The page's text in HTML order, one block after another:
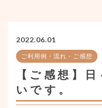
2022.06.01
ご利用例・流れ・ご感想
【ご感想】
いです。